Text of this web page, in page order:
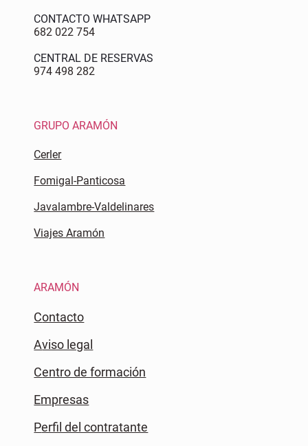
CONTACTO WHATSAPP
682 022 754
CENTRAL DE RESERVAS
974 498 282
GRUPO ARAMÓN
Cerler
Fomigal-Panticosa
Javalambre-Valdelinares
Viajes Aramón
ARAMÓN
Contacto
Aviso legal
Centro de formación
Empresas
Perfil del contratante